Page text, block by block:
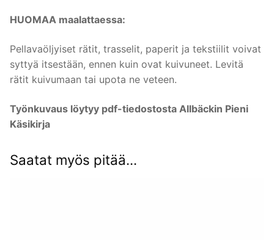
HUOMAA maalattaessa:
Pellavaöljyiset rätit, trasselit, paperit ja tekstiilit voivat
syttyä itsestään, ennen kuin ovat kuivuneet. Levitä
rätit kuivumaan tai upota ne veteen.
Työnkuvaus löytyy pdf-tiedostosta Allbäckin Pieni
Käsikirja
Saatat myös pitää...